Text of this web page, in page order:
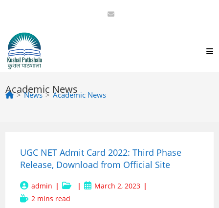
content
Academic News
> News > Academic News
UGC NET Admit Card 2022: Third Phase
Release, Download from Official Site
Post
author:
admin
Post
category:
PostMarch 2, 2023
Reading
2 mins read